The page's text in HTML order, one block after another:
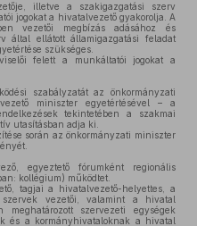
illetve a szakigazgatási szerv
jogokat a hivatalvezető gyakorolja. A
vezetői megbízás adásához és
által ellátott államigazgatási feladat
szükséges.
felett a munkáltatói jogokat a
szabályzatát az önkormányzati
miniszter egyetértésével – a
tekintetében a szakmai
utasításban adja ki.
során az önkormányzati miniszter
egyeztető fórumként regionális
kollégium) működtet.
tagjai a hivatalvezető-helyettes, a
szervek vezetői, valamint a hivatal
meghatározott szervezeti egységek
és a kormányhivataloknak a hivatal